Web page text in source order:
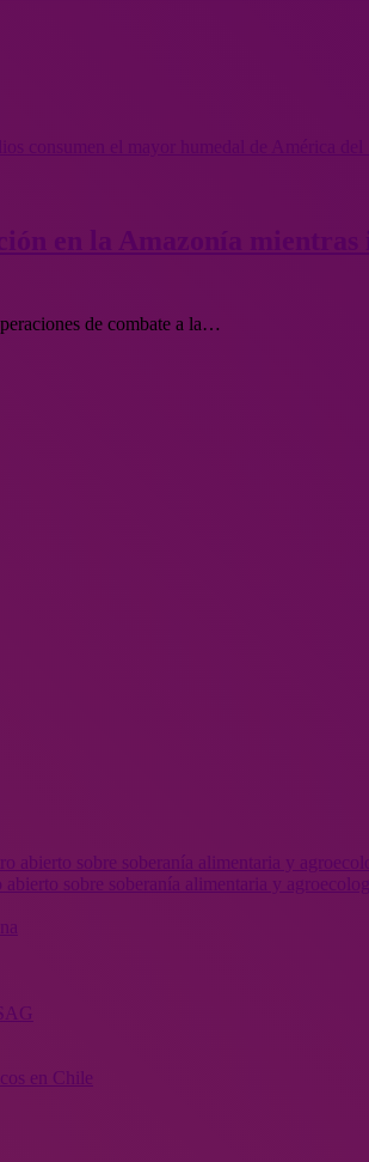
consumen el mayor humedal de América del
en la Amazonía
de combate a la…
sobre soberanía alimentaria y
en Chile